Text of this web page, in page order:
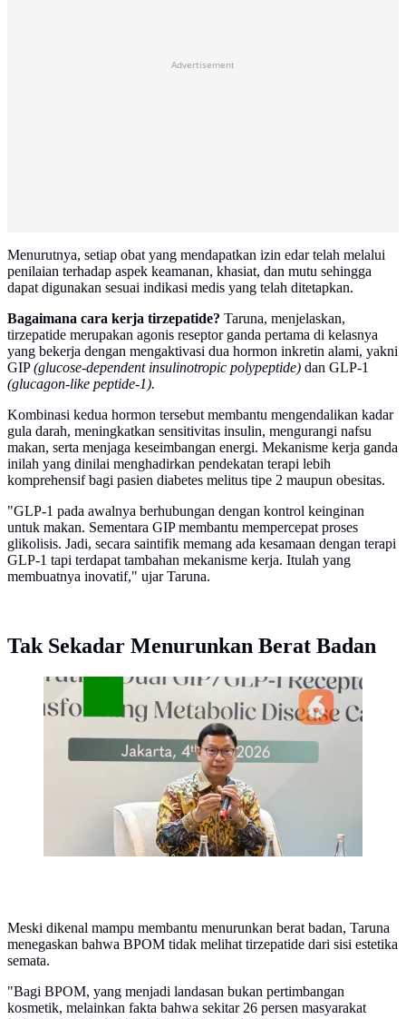
Advertisement
Menurutnya, setiap obat yang mendapatkan izin edar telah melalui
penilaian terhadap aspek keamanan, khasiat, dan mutu sehingga
dapat digunakan sesuai indikasi medis yang telah ditetapkan.
Bagaimana cara kerja tirzepatide? Taruna, menjelaskan,
tirzepatide merupakan agonis reseptor ganda pertama di kelasnya
yang bekerja dengan mengaktivasi dua hormon inkretin alami, yakni
GIP(glucose-dependent insulinotropic polypeptide) dan GLP-1
(glucagon-like peptide-1).
Kombinasi kedua hormon tersebut membantu mengendalikan kadar
gula darah, meningkatkan sensitivitas insulin, mengurangi nafsu
makan, serta menjaga keseimbangan energi. Mekanisme kerja ganda
inilah yang dinilai menghadirkan pendekatan terapi lebih
komprehensif bagi pasien diabetes melitus tipe 2 maupun obesitas.
"GLP-1 pada awalnya berhubungan dengan kontrol keinginan
untuk makan. Sementara GIP membantu mempercepat proses
glikolisis. Jadi, secara saintifik memang ada kesamaan dengan terapi
GLP-1 tapi terdapat tambahan mekanisme kerja. Itulah yang
membuatnya inovatif," ujar Taruna.
Tak Sekadar Menurunkan Berat Badan
Kepala BPOM RI, Taruna Ikrar, soroti manfaat
tirzepatide bagi pengidap diabetes dan obesitas. (Foto:
Aditya Eka Prawira/Liputan6.com)
Meski dikenal mampu membantu menurunkan berat badan, Taruna
menegaskan bahwa BPOM tidak melihat tirzepatide dari sisi estetika
semata.
"Bagi BPOM, yang menjadi landasan bukan pertimbangan
kosmetik, melainkan fakta bahwa sekitar 26 persen masyarakat